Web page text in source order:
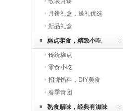
月饼礼盒，送礼优选
新品礼盒
糕点零食，精致小吃
传统糕点
零食小吃
招牌馅料，DIY美食
春季青团
熟食腊味，经典有滋味